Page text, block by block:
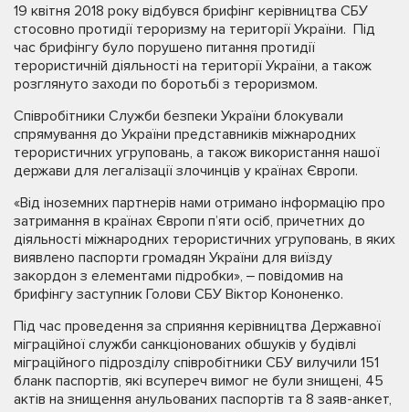
19 квітня 2018 року відбувся брифінг керівництва СБУ
стосовно протидії тероризму на території України. Під
час брифінгу було порушено питання протидії
терористичній діяльності на території України, а також
розглянуто заходи по боротьбі з тероризмом.
Співробітники Служби безпеки України блокували
спрямування до України представників міжнародних
терористичних угруповань, а також використання нашої
держави для легалізації злочинців у країнах Європи.
«Від іноземних партнерів нами отримано інформацію про
затримання в країнах Європи п’яти осіб, причетних до
діяльності міжнародних терористичних угруповань, в яких
виявлено паспорти громадян України для виїзду
закордон з елементами підробки», ‒ повідомив на
брифінгу заступник Голови СБУ Віктор Кононенко.
Під час проведення за сприяння керівництва Державної
міграційної служби санкціонованих обшуків у будівлі
міграційного підрозділу співробітники СБУ вилучили 151
бланк паспортів, які всупереч вимог не були знищені, 45
актів на знищення анульованих паспортів та 8 заяв-анкет,